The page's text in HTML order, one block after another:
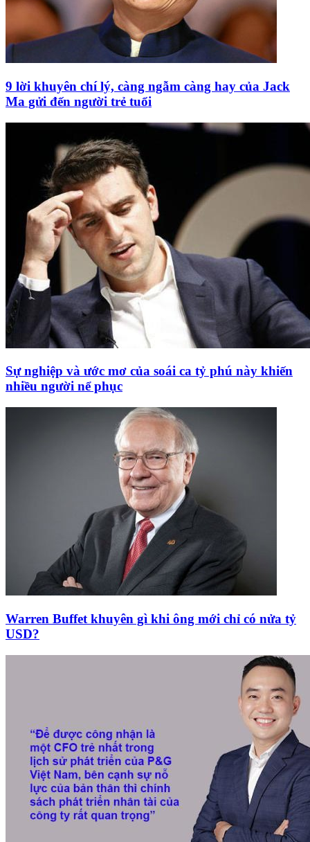
9 lời khuyên chí lý, càng ngẫm càng hay của Jack
Ma gửi đến người trẻ tuổi
Sự nghiệp và ước mơ của soái ca tỷ phú này khiến
nhiều người nể phục
Warren Buffet khuyên gì khi ông mới chỉ có nửa tỷ
USD?